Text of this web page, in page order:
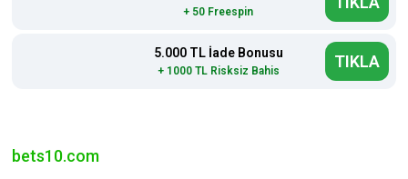
3.000 TL Bonus TIKLA
5.000 TL İade Bonusu TIKLA